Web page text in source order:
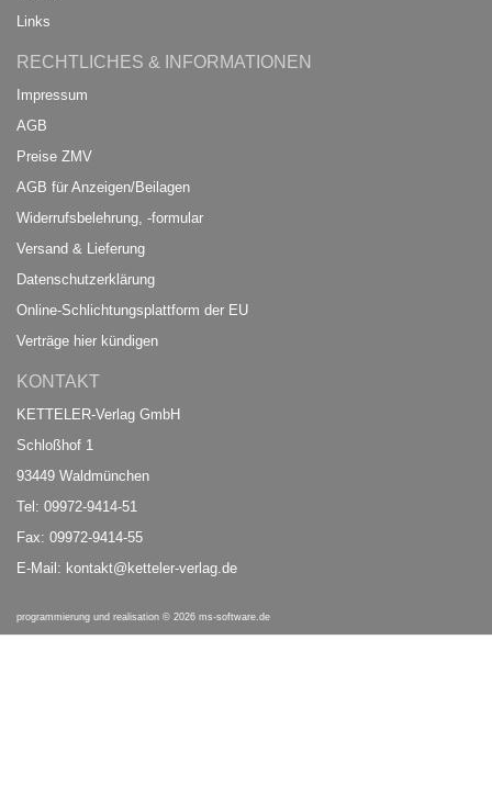
Links
RECHTLICHES & INFORMATIONEN
Impressum
AGB
Preise ZMV
AGB für Anzeigen/Beilagen
Widerrufsbelehrung, -formular
Versand & Lieferung
Datenschutzerklärung
Online-Schlichtungsplattform der EU
Verträge hier kündigen
KONTAKT
KETTELER-Verlag GmbH
Schloßhof 1
93449 Waldmünchen
Tel: 09972-9414-51
Fax: 09972-9414-55
E-Mail: kontakt@ketteler-verlag.de
programmierung und realisation © 2026 ms-software.de